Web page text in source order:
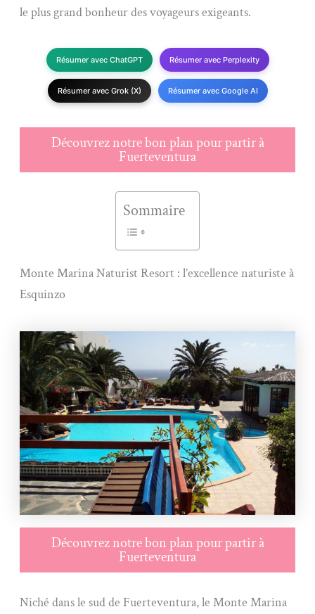
le plus grand bonheur des voyageurs exigeants.
Résumer avec ChatGPT Résumer avec Perplexity
Résumer avec Grok (X) Résumer avec Google AI
Découvrez notre bon plan pour partir à
Fuerteventura
Sommaire
Monte Marina Naturist Resort : l’excellence naturiste à
Esquinzo
Découvrez notre bon plan pour partir à
Fuerteventura
Niché dans le sud de Fuerteventura, le Monte Marina